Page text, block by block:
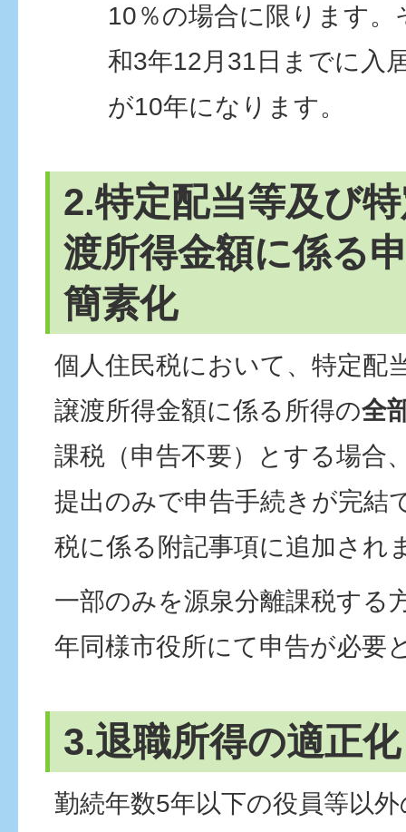
10％の場合に限ります。
和3年12月31日までに入
が10年になります。
2.特定配当等及び
渡所得金額に係る
簡素化
個人住民税において、特定配
譲渡所得金額に係る所得の全
課税（申告不要）とする場合
提出のみで申告手続きが完結
税に係る附記事項に追加され
一部のみを源泉分離課税する
年同様市役所にて申告が必要
3.退職所得の適正化
勤続年数5年以下の役員等以